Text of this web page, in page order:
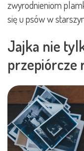
zwyrodnieniom
się u psów w
Jajka nie
przepiórcze